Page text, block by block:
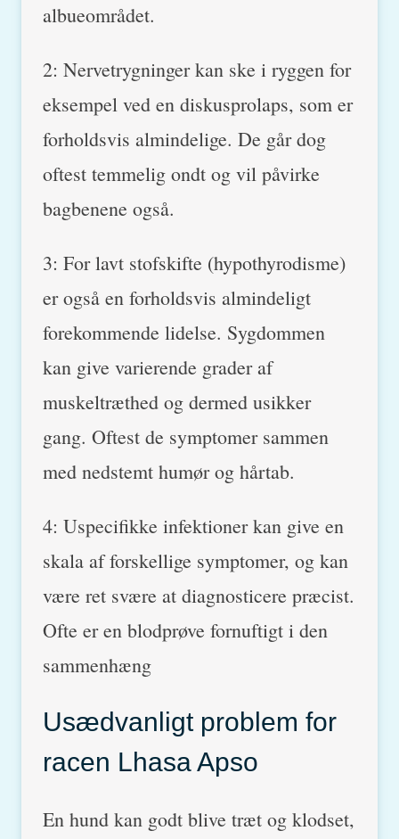
albueområdet.
2: Nervetrygninger kan ske i ryggen for
eksempel ved en diskusprolaps, som er
forholdsvis almindelige. De går dog
oftest temmelig ondt og vil påvirke
bagbenene også.
3: For lavt stofskifte (hypothyrodisme)
er også en forholdsvis almindeligt
forekommende lidelse. Sygdommen
kan give varierende grader af
muskeltræthed og dermed usikker
gang. Oftest de symptomer sammen
med nedstemt humør og hårtab.
4: Uspecifikke infektioner kan give en
skala af forskellige symptomer, og kan
være ret svære at diagnosticere præcist.
Ofte er en blodprøve fornuftigt i den
sammenhæng
Usædvanligt problem for
racen Lhasa Apso
En hund kan godt blive træt og klodset,